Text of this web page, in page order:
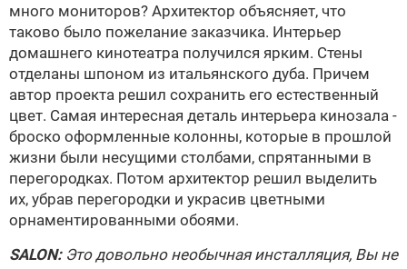
много мониторов? Архитектор объясняет, что
таково было пожелание заказчика. Интерьер
домашнего кинотеатра получился ярким. Стены
отделаны шпоном из итальянского дуба. Причем
автор проекта решил сохранить его естественный
цвет. Самая интересная деталь интерьера кинозала -
броско оформленные колонны, которые в прошлой
жизни были несущими столбами, спрятанными в
перегородках. Потом архитектор решил выделить
их, убрав перегородки и украсив цветными
орнаментированными обоями.
SALON:Это довольно необычная инсталляция, Вы не